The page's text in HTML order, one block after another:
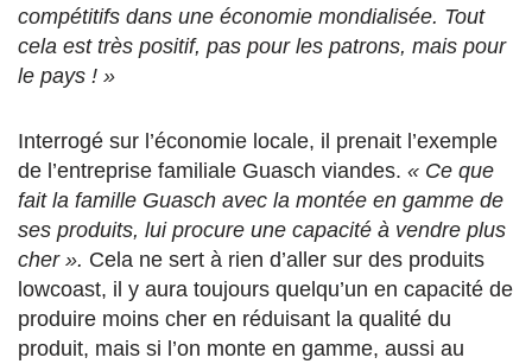
compétitifs dans une économie mondialisée. Tout
cela est très positif, pas pour les patrons, mais pour
le pays ! »
Interrogé sur l’économie locale, il prenait l’exemple
de l’entreprise familiale Guasch viandes. « Ce que
fait la famille Guasch avec la montée en gamme de
ses produits, lui procure une capacité à vendre plus
cher ». Cela ne sert à rien d’aller sur des produits
lowcoast, il y aura toujours quelqu’un en capacité de
produire moins cher en réduisant la qualité du
produit, mais si l’on monte en gamme, aussi au